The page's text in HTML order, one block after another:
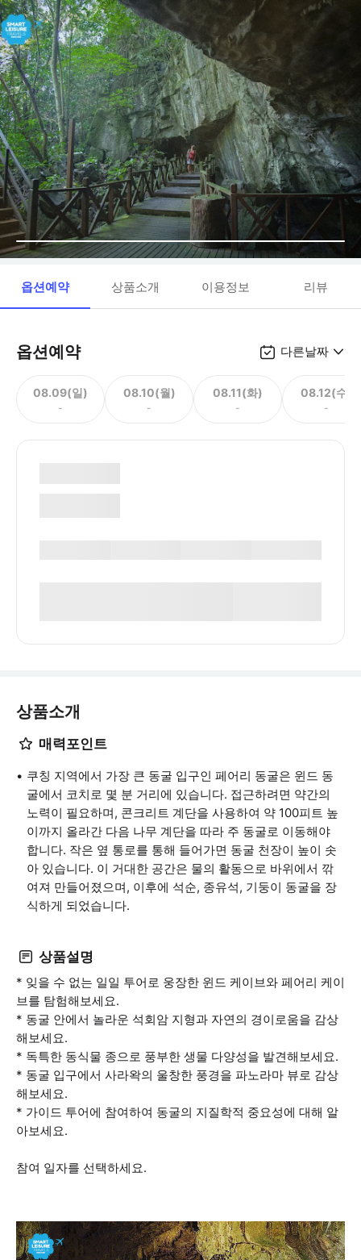
옵션예약 상품소개 이용정보 리뷰
옵션예약 다른날짜
08.09(일)
-
08.10(월)
-
08.11(화)
-
08.12(수)
-
상품소개
매력포인트
쿠칭 지역에서 가장 큰 동굴 입구인 페어리 동굴은 윈드 동
굴에서 코치로 몇 분 거리에 있습니다. 접근하려면 약간의
노력이 필요하며, 콘크리트 계단을 사용하여 약 100피트 높
이까지 올라간 다음 나무 계단을 따라 주 동굴로 이동해야
합니다. 작은 옆 통로를 통해 들어가면 동굴 천장이 높이 솟
아 있습니다. 이 거대한 공간은 물의 활동으로 바위에서 깎
여져 만들어졌으며, 이후에 석순, 종유석, 기둥이 동굴을 장
식하게 되었습니다.
상품설명
* 잊을 수 없는 일일 투어로 웅장한 윈드 케이브와 페어리 케이
브를 탐험해보세요.
* 동굴 안에서 놀라운 석회암 지형과 자연의 경이로움을 감상
해보세요.
* 독특한 동식물 종으로 풍부한 생물 다양성을 발견해보세요.
* 동굴 입구에서 사라왁의 울창한 풍경을 파노라마 뷰로 감상
해보세요.
* 가이드 투어에 참여하여 동굴의 지질학적 중요성에 대해 알
아보세요.
참여 일자를 선택하세요.